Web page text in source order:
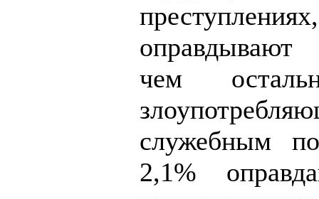
чем
служебным
2,1%